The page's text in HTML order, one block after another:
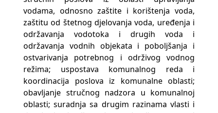
vodama, odnosno zaštite i korištenja voda,
zaštitu od štetnog djelovanja voda, uređenja i
održavanja vodotoka i drugih voda i
održavanja vodnih objekata i poboljšanja i
ostvarivanja potrebnog i održivog vodnog
režima; uspostava komunalnog reda i
koordinacija poslova iz komunalne oblasti;
obavljanje stručnog nadzora u komunalnoj
oblasti; suradnja sa drugim razinama vlasti i